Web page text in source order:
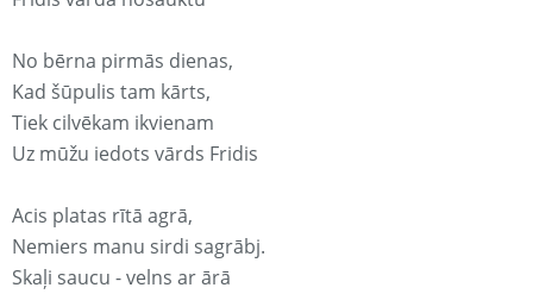
No bērna pirmās dienas,
Kad šūpulis tam kārts,
Tiek cilvēkam ikvienam
Uz mūžu iedots vārds Fridis
Acis platas rītā agrā,
Nemiers manu sirdi sagrābj.
Skaļi saucu - velns ar ārā